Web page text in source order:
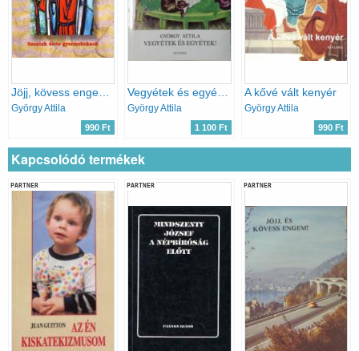
Jöjj, kövess engem- Szentek élete gyermekeknek
György Attila
990 Ft
Vegyétek és egyétek!
György Attila
1 100 Ft
A kővé vált kenyér
György Attila
990 Ft
Kapcsolódó termékek
PARTNER PARTNER PARTNER